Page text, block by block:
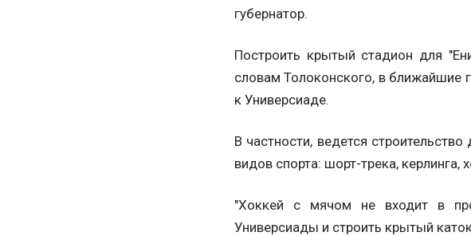
губернатор.
Построить крытый стадион для
словам Толоконского, в ближайшие
к Универсиаде.
В частности, ведется
видов спорта: шорт-трека, керлинга,
"Хоккей с мячом не входит в
Универсиады и строить крытый